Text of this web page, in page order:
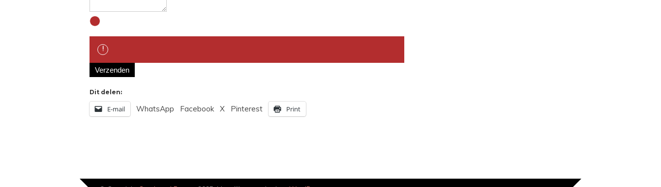
Waarschuwing
Waarschuwing.
Verzenden
Dit delen:
E-mail WhatsApp Facebook X Pinterest Print